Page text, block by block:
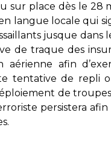
sur place dès le 28
langue locale qui
jusque dans
de traque des
aérienne afin
tentative de repli
de
persistera afin